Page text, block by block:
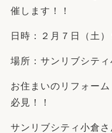
催します！！
日時：２月７日（土
場所：サンリブシティ
お住まいのリフォー
必見！！
サンリブシティ小倉